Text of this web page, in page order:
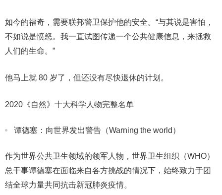
如今的福奇，需要联邦警卫保护他的安全。“与其说是害怕，
不如说是愤怒。我一直试图传递一个公共健康信息，来拯救
人们的生命。”
他马上就 80 岁了，但还没有尽快退休的计划。
2020《自然》十大科学人物完整名单
谭德塞：向世界发出警告（Warning the world）
作为世界公共卫生领域的领军人物，世界卫生组织（WHO）
总干事谭德塞在面临来自各方挑战的情况下，始终致力于团
结全球力量共同抗击新冠肺炎疫情。